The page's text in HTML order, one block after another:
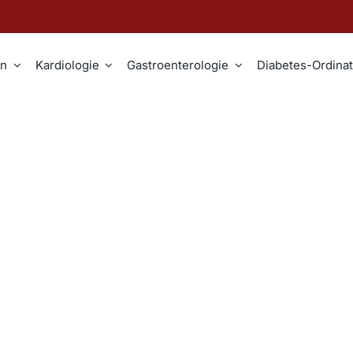
Kardiologie Gastroenterologie Diabetes-